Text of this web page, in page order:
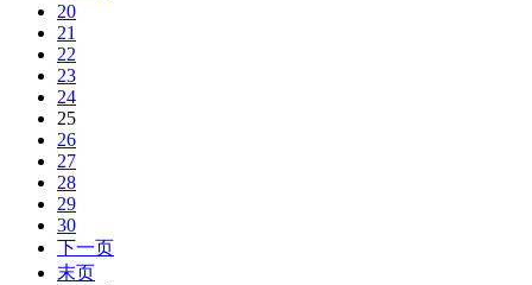
20
21
22
23
24
25
26
27
28
29
30
下一页
末页